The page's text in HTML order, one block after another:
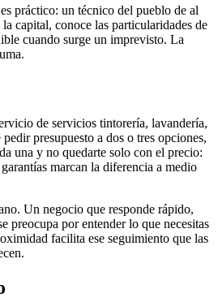
práctico: un técnico del pueblo de al
capital, conoce las particularidades de
cuando surge un imprevisto. La
de servicios tintorería, lavandería,
presupuesto a dos o tres opciones,
una y no quedarte solo con el precio:
marcan la diferencia a medio
Un negocio que responde rápido,
preocupa por entender lo que necesitas
facilita ese seguimiento que las